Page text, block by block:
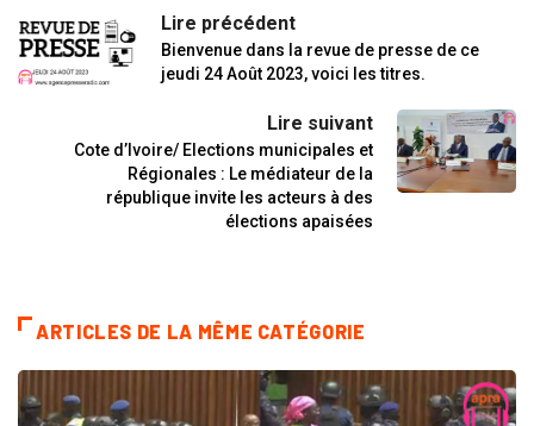
Lire précédent
Bienvenue dans la revue de presse de ce
jeudi 24 Août 2023, voici les titres.
Lire suivant
Cote d’Ivoire/ Elections municipales et
Régionales : Le médiateur de la
république invite les acteurs à des
élections apaisées
ARTICLES DE LA MÊME CATÉGORIE